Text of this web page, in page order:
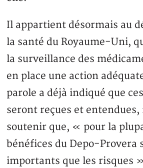
Il appartient désormais au
la santé du Royaume-Uni,
la surveillance des
en place une action
parole a déjà indiqué que
seront reçues et entendues,
soutenir que, « pour la
bénéfices du Depo-Provera
importants que les risques